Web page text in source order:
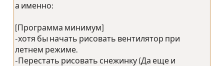
а именно:
[Программа минимум]
-хотя бы начать рисовать вентилятор при
летнем режиме.
-Перестать рисовать снежинку (Да еще и